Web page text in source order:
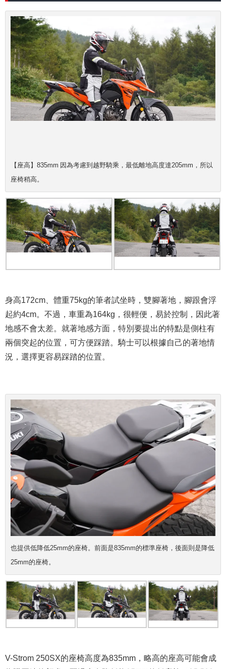
【座高】835mm 因為考慮到越野騎乘，最低離地高度達205mm，所以
座椅稍高。
身高172cm、體重75kg的筆者試坐時，雙腳著地，腳跟會浮
起約4cm。不過，車重為164kg，很輕便，易於控制，因此著
地感不會太差。就著地感方面，特別要提出的特點是側柱有
兩個突起的位置，可方便踩踏。騎士可以根據自己的著地情
況，選擇更容易踩踏的位置。
也提供低降低25mm的座椅。前面是835mm的標準座椅，後面則是降低
25mm的座椅。
V-Strom 250SX的座椅高度為835mm，略高的座高可能會成